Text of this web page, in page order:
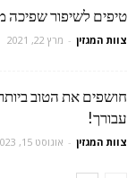
טיפים לשיפור שפיכה
צוות המגזין - מרץ 22, 2021
חושפים את הטוב
עבורך!
צוות המגזין - אוגוסט 15, 2023